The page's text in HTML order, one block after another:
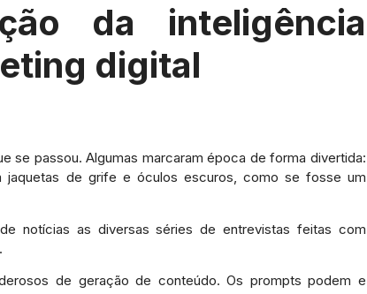
da inteligência
digital
se passou. Algumas marcaram época de forma divertida:
jaquetas de grife e óculos escuros, como se fosse um
notícias as diversas séries de entrevistas feitas com
de geração de conteúdo. Os prompts podem e